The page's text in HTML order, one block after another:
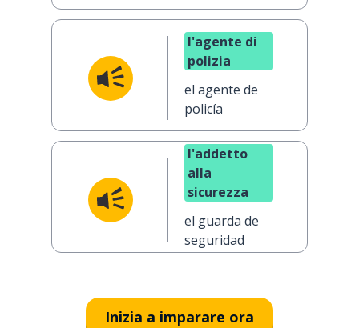
l'agente di
polizia
el agente de
policía
l'addetto
alla
sicurezza
el guarda de
seguridad
Inizia a imparare ora